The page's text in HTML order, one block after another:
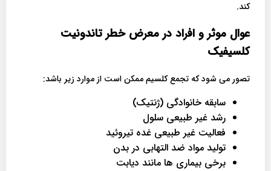
کند.
عوال موثر و افراد در معرض خطر تاندونیت
کلسیفیک
تصور می شود که تجمع کلسیم ممکن است از موارد زیر باشد:
سابقه خانوادگی (ژنتیک)
رشد غیر طبیعی سلول
فعالیت غیر طبیعی غده تیروئید
تولید مواد ضد التهابی در بدن
برخی بیماری ها مانند دیابت